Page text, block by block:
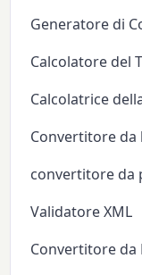
Generatore di
Calcolatore del
Calcolatrice
Convertitore da
convertitore da
Validatore XML
Convertitore da